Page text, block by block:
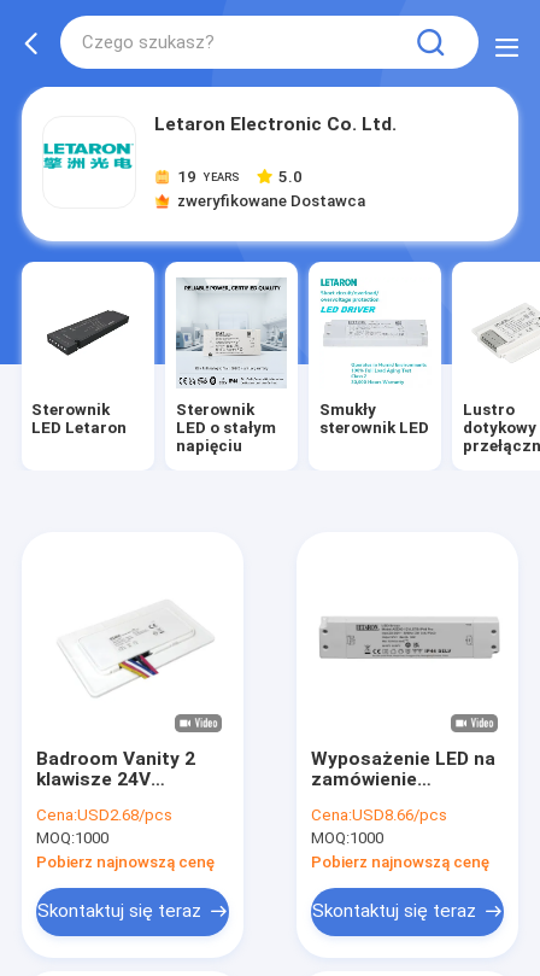
Letaron Electronic Co. Ltd.
19 YEARS
5.0
zweryfikowane Dostawca
Sterownik
LED Letaron
Sterownik
LED o stałym
napięciu
Smukły
sterownik LED
Lustro
dotykowy
Badroom Vanity 2
klawisze 24V
dotykowy
Kontrolowanie
jasności Kolor
regulacja Funkcja
usuwania mgły
Cena:USD2.68/pcs
MOQ:1000
Pobierz najnowszą cenę
Skontaktuj się teraz
Wyposażenie LED na
zamówienie
szafki lusterkowej
Wyposażenie klasy II
60W IP44
sterownik LED
Letaron dla lusterek
Cena:USD8.66/pcs
MOQ:1000
Pobierz najnowszą cenę
Skontaktuj się teraz